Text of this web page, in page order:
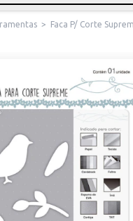
>
Faca P/ Corte